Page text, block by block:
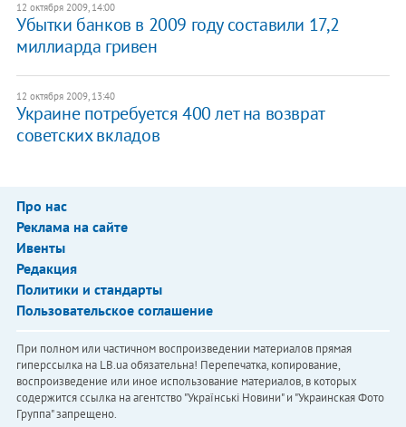
12 октября 2009, 14:00
Убытки банков в 2009 году составили 17,2
миллиарда гривен
12 октября 2009, 13:40
Украине потребуется 400 лет на возврат
советских вкладов
Про нас
Реклама на сайте
Ивенты
Редакция
Политики и стандарты
Пользовательское соглашение
При полном или частичном воспроизведении материалов прямая
гиперссылка на LB.ua обязательна! Перепечатка, копирование,
воспроизведение или иное использование материалов, в которых
содержится ссылка на агентство "Українськi Новини" и "Украинская Фото
Группа" запрещено.